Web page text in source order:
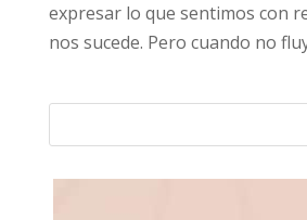
expresar lo que sentimos con
nos sucede. Pero cuando no